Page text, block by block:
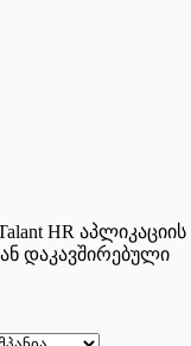
HR აპლიკაციის
დაკავშირებული